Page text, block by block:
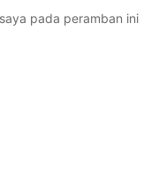
pada peramban ini